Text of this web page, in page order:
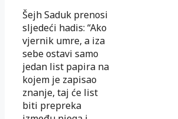
Šejh Saduk prenosi
sljedeći hadis: “Ako
vjernik umre, a iza
sebe ostavi samo
jedan list papira na
kojem je zapisao
znanje, taj će list
biti prepreka